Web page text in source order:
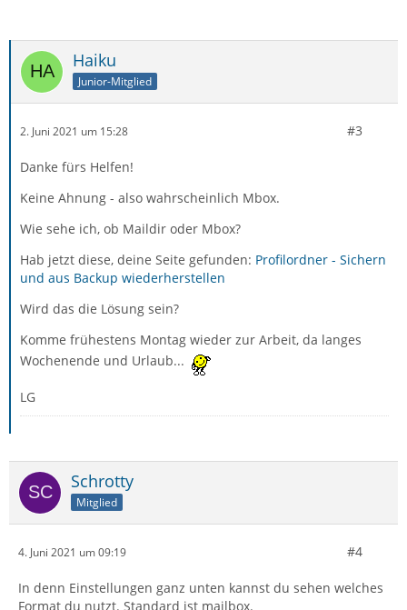
Haiku
Junior-Mitglied
2. Juni 2021 um 15:28 #3
Danke fürs Helfen!
Keine Ahnung - also wahrscheinlich Mbox.
Wie sehe ich, ob Maildir oder Mbox?
Hab jetzt diese, deine Seite gefunden: Profilordner - Sichern
und aus Backup wiederherstellen
Wird das die Lösung sein?
Komme frühestens Montag wieder zur Arbeit, da langes
Wochenende und Urlaub...
LG
Schrotty
Mitglied
4. Juni 2021 um 09:19 #4
In denn Einstellungen ganz unten kannst du sehen welches
Format du nutzt. Standard ist mailbox.